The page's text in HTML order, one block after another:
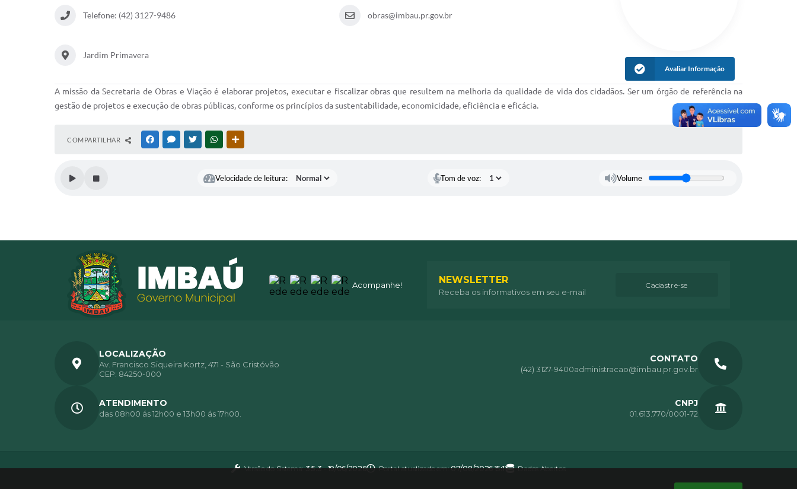
Telefone: (42) 3127-9486 obras@imbau.pr.gov.br
Jardim Primavera
Avaliar Informação
A missão da Secretaria de Obras e Viação é elaborar projetos, executar e fiscalizar obras que resultem na melhoria da qualidade de vida dos cidadãos. Ser um órgão de referência na
gestão de projetos e execução de obras públicas, conforme os princípios da sustentabilidade, economicidade, eficiência e eficácia.
COMPARTILHAR FACEBOOKMESSENGER
TWITTERWHATSAPP
Velocidade de leitura: Tom de voz: Volume
Acompanhe! NEWSLETTER
Receba os informativos em seu e-mail
Cadastre-se
LOCALIZAÇÃO
Av. Francisco Siqueira Kortz, 471 - São Cristóvão
CEP: 84250-000
CONTATO
(42) 3127-9400administracao@imbau.pr.gov.br
ATENDIMENTO
das 08h00 ás 12h00 e 13h00 ás 17h00.
CNPJ
01.613.770/0001-72
Versão do Sistema:3.5.3 - 19/06/2026 Portal atualizado em:07/08/2026 15:11 Dados Abertos